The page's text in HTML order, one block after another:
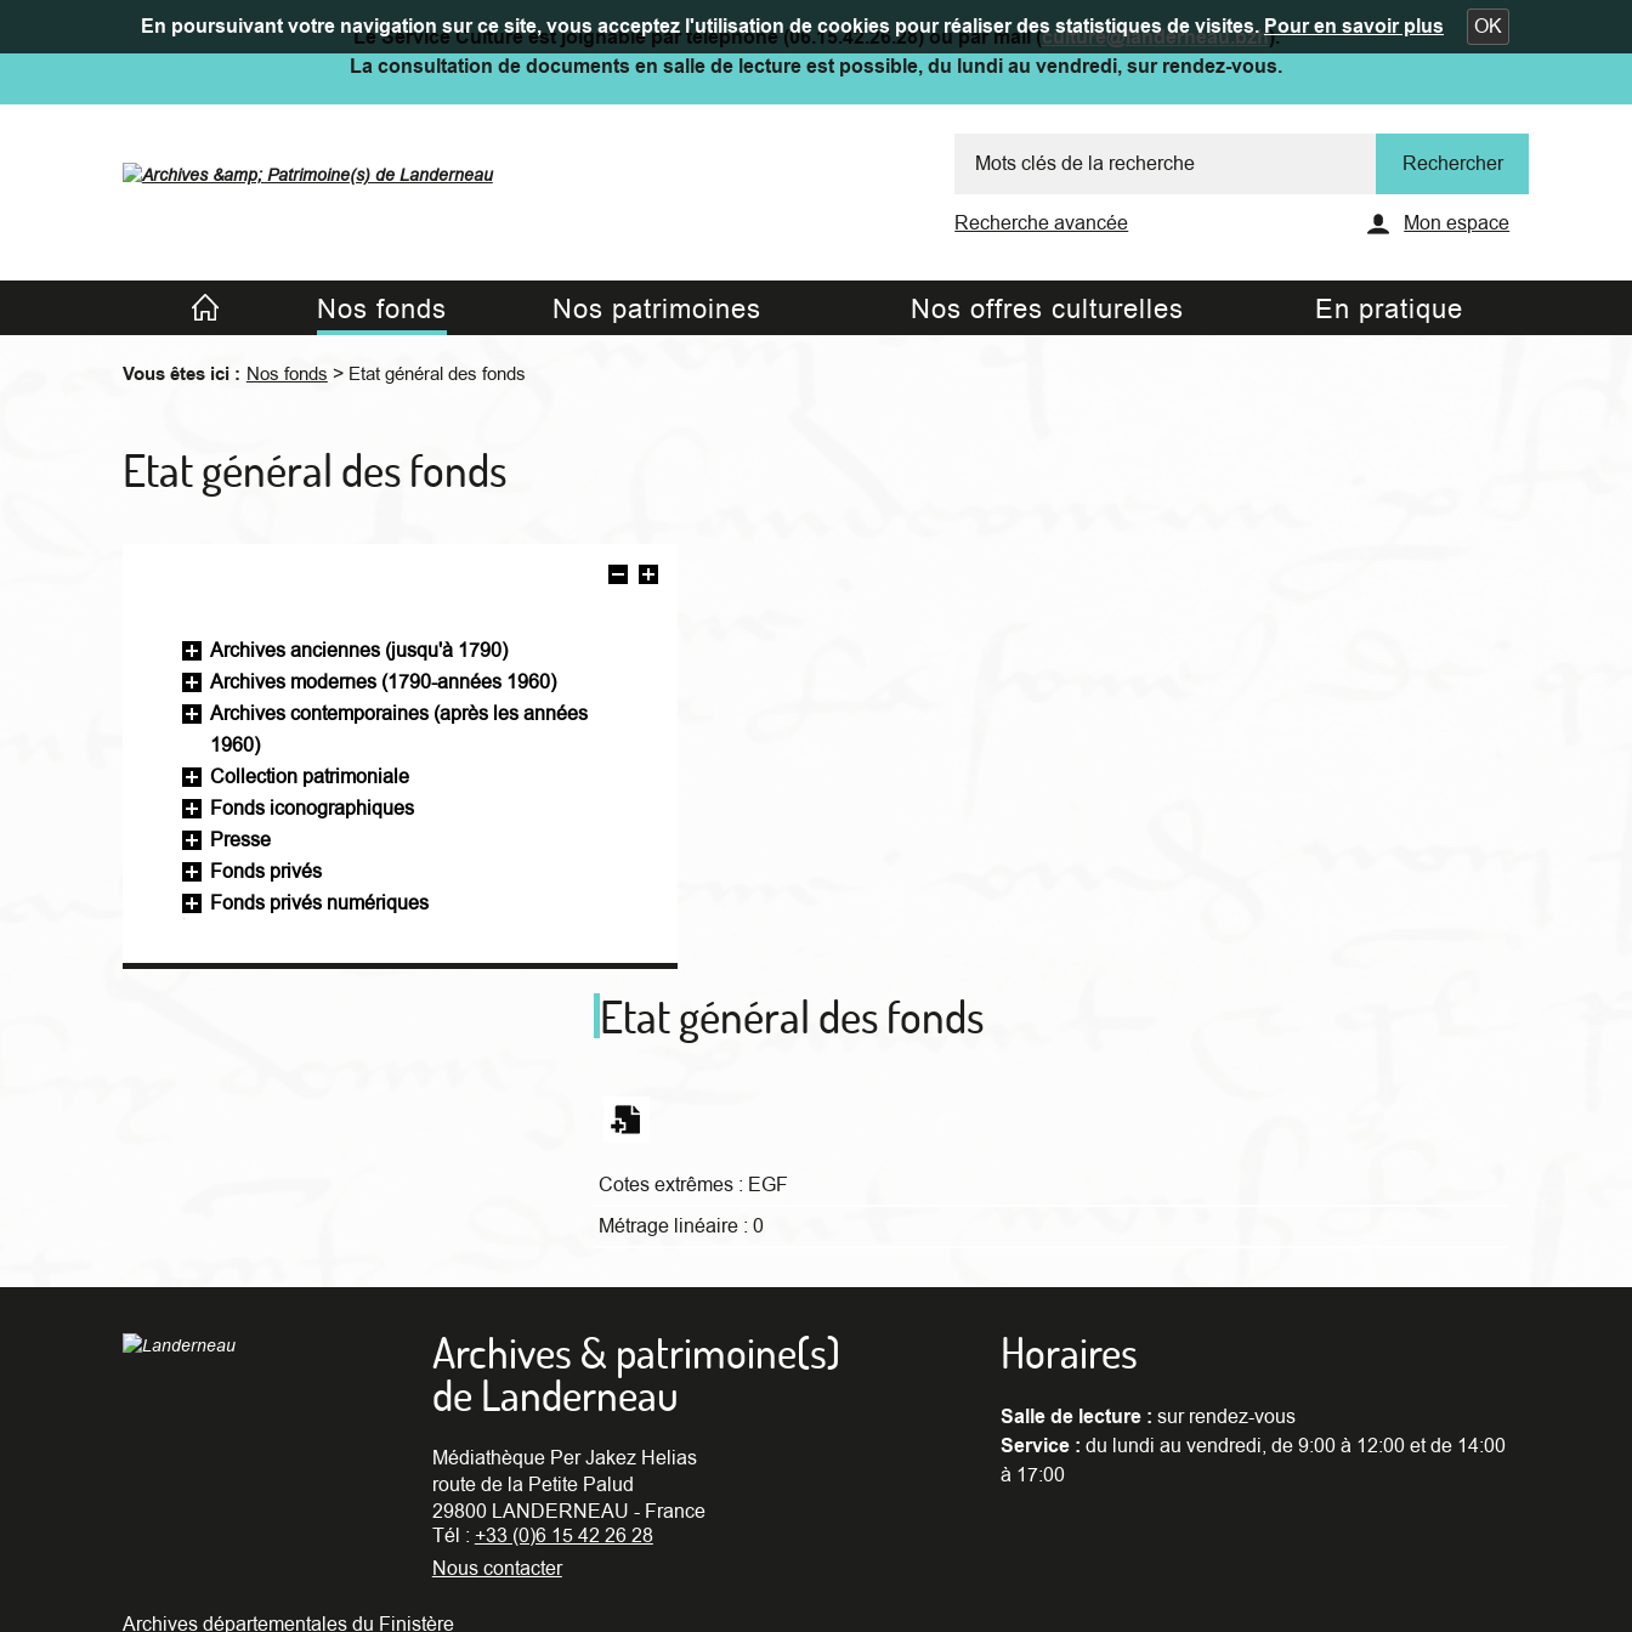
En poursuivant votre navigation sur ce site, vous acceptez l'utilisation de cookies pour réaliser des statistiques de visites.Pour en savoir plus OK
Le Service Culture est joignable par téléphone (06.15.42.26.28) ou par mail (culture@landerneau.bzh).
La consultation de documents en salle de lecture est possible, du lundi au vendredi, sur rendez-vous.
Recherche avancée Mon espace
Accueil Nos fonds Nos patrimoines Nos offres culturelles En pratique
Vous êtes ici : Nos fonds > Etat général des fonds
Etat général des fonds
Archives anciennes (jusqu'à 1790)
Archives modernes (1790-années 1960)
Archives contemporaines (après les années
1960)
Collection patrimoniale
Fonds iconographiques
Presse
Fonds privés
Fonds privés numériques
Etat général des fonds
Cotes extrêmes : EGF
Métrage linéaire :0
Archives & patrimoine(s)
de Landerneau
Médiathèque Per Jakez Helias
route de la Petite Palud
29800 LANDERNEAU - France
Tél : +33 (0)6 15 42 26 28
Nous contacter
Horaires
Salle de lecture : sur rendez-vous
Service : du lundi au vendredi, de 9:00 à 12:00 et de 14:00
à 17:00
Archives départementales du Finistère